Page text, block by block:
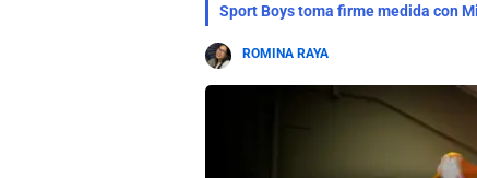
Sport Boys toma firme medida con
ROMINA RAYA